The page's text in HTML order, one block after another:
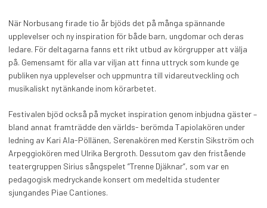
När Norbusang firade tio år bjöds det på många spännande
upplevelser och ny inspiration för både barn, ungdomar och deras
ledare. För deltagarna fanns ett rikt utbud av körgrupper att välja
på. Gemensamt för alla var viljan att finna uttryck som kunde ge
publiken nya upplevelser och uppmuntra till vidareutveckling och
musikaliskt nytänkande inom körarbetet.
Festivalen bjöd också på mycket inspiration genom inbjudna gäster –
bland annat framträdde den världs- berömda Tapiolakören under
ledning av Kari Ala-Pöllänen, Serenakören med Kerstin Sikström och
Arpeggiokören med Ulrika Bergroth. Dessutom gav den fristående
teatergruppen Sirius sångspelet ”Trenne Djäknar”, som var en
pedagogisk medryckande konsert om medeltida studenter
sjungandes Piae Cantiones.